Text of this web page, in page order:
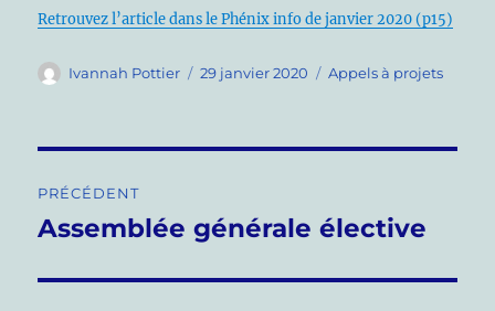
Retrouvez l’article dans le Phénix info de janvier 2020 (p15)
Auteur
Ivannah Pottier
Publié
29 janvier 2020 Catégories
Appels à projets
de
PRÉCÉDENT
Publication
Assemblée générale élective